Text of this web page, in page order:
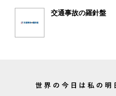
交通事故の羅針盤